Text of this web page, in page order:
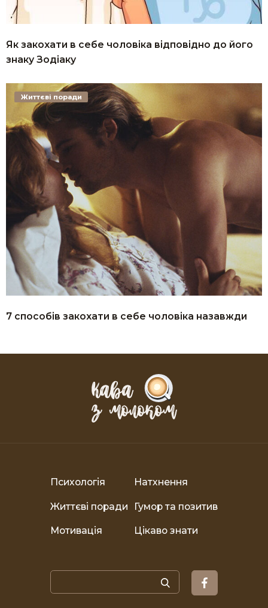
Як закохати в себе чоловіка відповідно до його
знаку Зодіаку
7 способів закохати в себе чоловіка назавжди
Життєві поради
Психологія Натхнення
Життєві поради Гумор та позитив
Мотивація Цікаво знати